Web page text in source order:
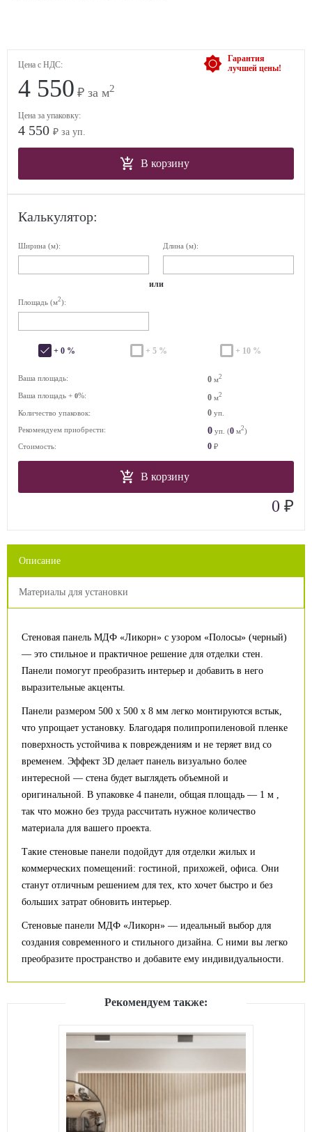
Гарантия
лучшей цены!
Цена с НДС:
4 550 ₽ за м2
Цена за упаковку:
4 550 ₽ за уп.
В корзину
Калькулятор:
Ширина (м): Длина (м):
или
Площадь (м2):
+ 0 % + 5 % + 10 %
Ваша площадь: 0 м2
Ваша площадь + 0%: 0 м2
Количество упаковок: 0 уп.
Рекомендуем приобрести:
0 уп. (0 м2)
Стоимость:
0 ₽
В корзину
0 ₽
Описание
Материалы для установки
Стеновая панель МДФ «Ликорн» с узором «Полосы» (черный)
— это стильное и практичное решение для отделки стен.
Панели помогут преобразить интерьер и добавить в него
выразительные акценты.
Панели размером 500 х 500 х 8 мм легко монтируются встык,
что упрощает установку. Благодаря полипропиленовой пленке
поверхность устойчива к повреждениям и не теряет вид со
временем. Эффект 3D делает панель визуально более
интересной — стена будет выглядеть объемной и
оригинальной. В упаковке 4 панели, общая площадь — 1 м ,
так что можно без труда рассчитать нужное количество
материала для вашего проекта.
Такие стеновые панели подойдут для отделки жилых и
коммерческих помещений: гостиной, прихожей, офиса. Они
станут отличным решением для тех, кто хочет быстро и без
больших затрат обновить интерьер.
Стеновые панели МДФ «Ликорн» — идеальный выбор для
создания современного и стильного дизайна. С ними вы легко
преобразите пространство и добавите ему индивидуальности.
Рекомендуем также: